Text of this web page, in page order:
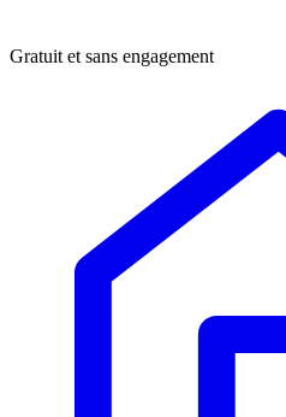
Gratuit et sans engagement